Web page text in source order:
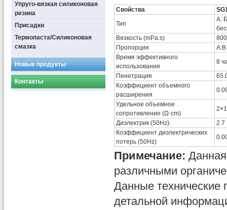
Упруго-вязкая силиконовая
резина
Присадки
Термопаста/Силиконовая
смазка
Новые продукты
Контакты
Свойства
Тип
A:
Вязкость (mPa.s)
Пропорция
Время эффективного
использования
8
Пенетрация
Коэффициент объемного
расширения
Удельное объемное
сопротивление (Ω·cm)
Диэлектрик (50Hz)·
2.7
Коэффициент диэлектрических
потерь (50Hz)
Примечание:
различными
Данные
детальной